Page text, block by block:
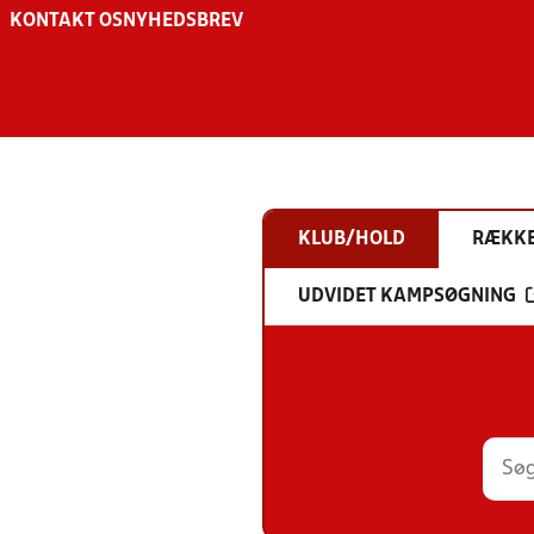
KONTAKT OS NYHEDSBREV
KLUB/HOLD
UDVIDET KAMPSØGNING